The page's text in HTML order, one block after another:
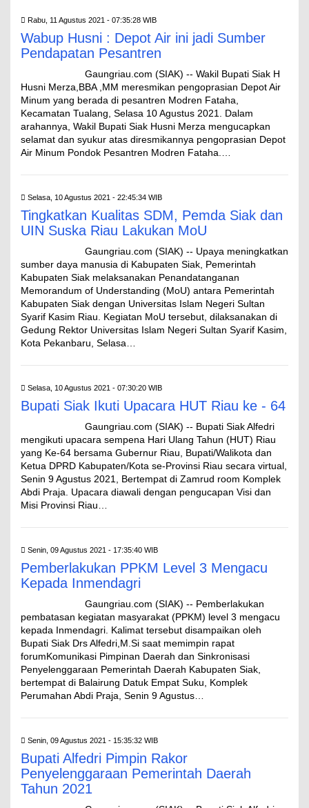
Rabu, 11 Agustus 2021 - 07:35:28 WIB
Wabup Husni : Depot Air ini jadi Sumber
Pendapatan Pesantren
Gaungriau.com (SIAK) -- Wakil Bupati Siak H
Husni Merza,BBA ,MM meresmikan pengoprasian Depot Air
Minum yang berada di pesantren Modren Fataha,
Kecamatan Tualang, Selasa 10 Agustus 2021. Dalam
arahannya, Wakil Bupati Siak Husni Merza mengucapkan
selamat dan syukur atas diresmikannya pengoprasian Depot
Air Minum Pondok Pesantren Modren Fataha.…
Selasa, 10 Agustus 2021 - 22:45:34 WIB
Tingkatkan Kualitas SDM, Pemda Siak dan
UIN Suska Riau Lakukan MoU
Gaungriau.com (SIAK) -- Upaya meningkatkan
sumber daya manusia di Kabupaten Siak, Pemerintah
Kabupaten Siak melaksanakan Penandatanganan
Memorandum of Understanding (MoU) antara Pemerintah
Kabupaten Siak dengan Universitas Islam Negeri Sultan
Syarif Kasim Riau. Kegiatan MoU tersebut, dilaksanakan di
Gedung Rektor Universitas Islam Negeri Sultan Syarif Kasim,
Kota Pekanbaru, Selasa…
Selasa, 10 Agustus 2021 - 07:30:20 WIB
Bupati Siak Ikuti Upacara HUT Riau ke - 64
Gaungriau.com (SIAK) -- Bupati Siak Alfedri
mengikuti upacara sempena Hari Ulang Tahun (HUT) Riau
yang Ke-64 bersama Gubernur Riau, Bupati/Walikota dan
Ketua DPRD Kabupaten/Kota se-Provinsi Riau secara virtual,
Senin 9 Agustus 2021, Bertempat di Zamrud room Komplek
Abdi Praja. Upacara diawali dengan pengucapan Visi dan
Misi Provinsi Riau…
Senin, 09 Agustus 2021 - 17:35:40 WIB
Pemberlakukan PPKM Level 3 Mengacu
Kepada Inmendagri
Gaungriau.com (SIAK) -- Pemberlakukan
pembatasan kegiatan masyarakat (PPKM) level 3 mengacu
kepada Inmendagri. Kalimat tersebut disampaikan oleh
Bupati Siak Drs Alfedri,M.Si saat memimpin rapat
forumKomunikasi Pimpinan Daerah dan Sinkronisasi
Penyelenggaraan Pemerintah Daerah Kabupaten Siak,
bertempat di Balairung Datuk Empat Suku, Komplek
Perumahan Abdi Praja, Senin 9 Agustus…
Senin, 09 Agustus 2021 - 15:35:32 WIB
Bupati Alfedri Pimpin Rakor
Penyelenggaraan Pemerintah Daerah
Tahun 2021